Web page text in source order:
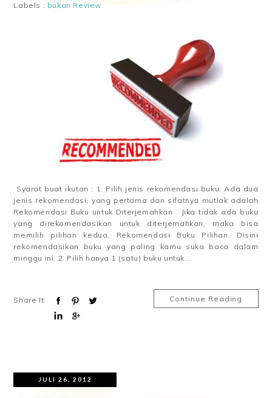
Labels : bukan Review
Syarat buat ikutan : 1. Pilih jenis rekomendasi buku. Ada dua
jenis rekomendasi, yang pertama dan sifatnya mutlak adalah
Rekomendasi Buku untuk Diterjemahkan . Jika tidak ada buku
yang direkomendasikan untuk diterjemahkan, maka bisa
memilih pilihan kedua, Rekomendasi Buku Pilihan. Disini
rekomendasikan buku yang paling kamu suka baca dalam
minggu ini. 2. Pilih hanya 1 (satu) buku untuk...
Share It: Continue Reading
JULI 26, 2012